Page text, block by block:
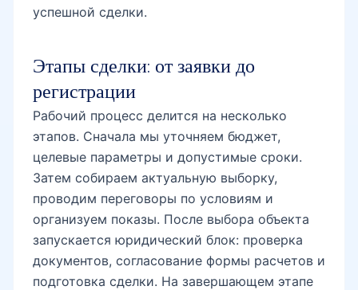
успешной сделки.
Этапы сделки: от заявки до
регистрации
Рабочий процесс делится на несколько
этапов. Сначала мы уточняем бюджет,
целевые параметры и допустимые сроки.
Затем собираем актуальную выборку,
проводим переговоры по условиям и
организуем показы. После выбора объекта
запускается юридический блок: проверка
документов, согласование формы расчетов и
подготовка сделки. На завершающем этапе